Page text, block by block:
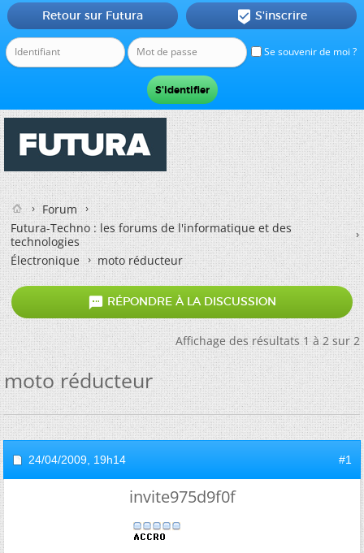
Se souvenir de moi ?
Retour sur Futura  S'inscrire
Forum
Futura-Techno : les forums de l'informatique et des
technologies
Électronique
moto réducteur
 RÉPONDRE À LA DISCUSSION
Affichage des résultats 1 à 2 sur 2
moto réducteur
24/04/2009, 19h14 #1
invite975d9f0f